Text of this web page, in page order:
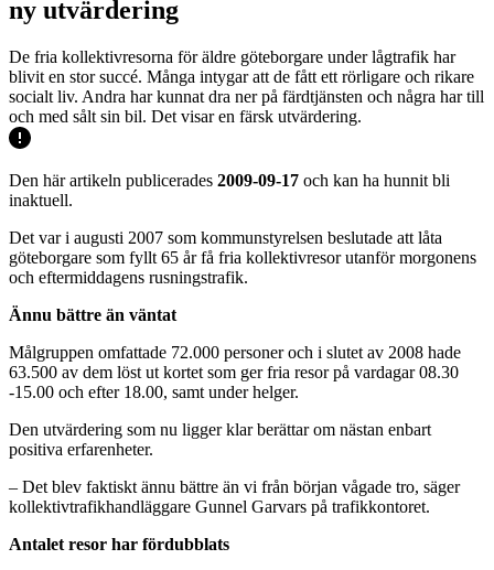
ny utvärdering
De fria kollektivresorna för äldre göteborgare under lågtrafik har
blivit en stor succé. Många intygar att de fått ett rörligare och rikare
socialt liv. Andra har kunnat dra ner på färdtjänsten och några har till
och med sålt sin bil. Det visar en färsk utvärdering.
Den här artikeln publicerades 2009-09-17 och kan ha hunnit bli
inaktuell.
Det var i augusti 2007 som kommunstyrelsen beslutade att låta
göteborgare som fyllt 65 år få fria kollektivresor utanför morgonens
och eftermiddagens rusningstrafik.
Ännu bättre än väntat
Målgruppen omfattade 72.000 personer och i slutet av 2008 hade
63.500 av dem löst ut kortet som ger fria resor på vardagar 08.30
-15.00 och efter 18.00, samt under helger.
Den utvärdering som nu ligger klar berättar om nästan enbart
positiva erfarenheter.
– Det blev faktiskt ännu bättre än vi från början vågade tro, säger
kollektivtrafikhandläggare Gunnel Garvars på trafikkontoret.
Antalet resor har fördubblats